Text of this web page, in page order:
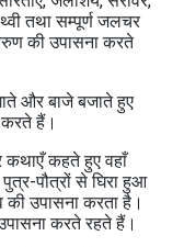
तथा सम्पूर्ण जलचर
की उपासना करते
और बाजे बजाते हुए
हैं।
कथाएँ कहते हुए वहाँ
पौत्रों से घिरा हुआ
की उपासना करता है।
करते रहते हैं।